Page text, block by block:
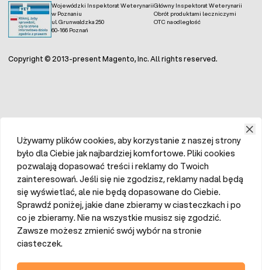
Wojewódzki Inspektorat Weterynarii
w Poznaniu
ul. Grunwaldzka 250
60-166 Poznań
Główny Inspektorat Weterynarii
Obrót produktami leczniczymi
OTC na odległość
Copyright © 2013-present Magento, Inc. All rights reserved.
Używamy plików cookies, aby korzystanie z naszej strony
było dla Ciebie jak najbardziej komfortowe. Pliki cookies
pozwalają dopasować treści i reklamy do Twoich
zainteresowań. Jeśli się nie zgodzisz, reklamy nadal będą
się wyświetlać, ale nie będą dopasowane do Ciebie.
Sprawdź poniżej, jakie dane zbieramy w ciasteczkach i po
co je zbieramy. Nie na wszystkie musisz się zgodzić.
Zawsze możesz zmienić swój wybór na stronie
ciasteczek.